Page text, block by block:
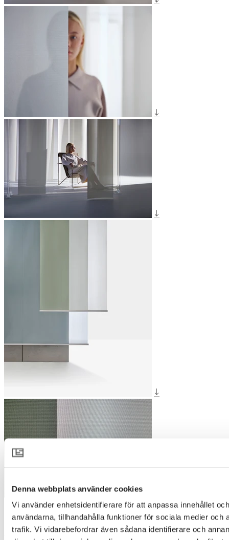
Denna webbplats använder cookies
Vi använder enhetsidentifierare för att anpassa innehållet
användarna, tillhandahålla funktioner för sociala medier och
trafik. Vi vidarebefordrar även sådana identifierare och
OPAQ 3020
Designer Pepe Comi